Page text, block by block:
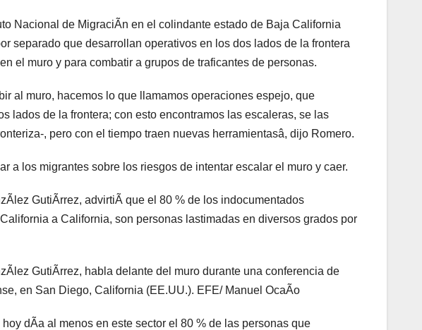
Nacional de MigraciÃn en el colindante estado de Baja California
separado que desarrollan operativos en los dos lados de la frontera
el muro y para combatir a grupos de traficantes de personas.
al muro, hacemos lo que llamamos operaciones espejo, que
lados de la frontera; con esto encontramos las escaleras, se las
, pero con el tiempo traen nuevas herramientasâ, dijo Romero.
a los migrantes sobre los riesgos de intentar escalar el muro y caer.
GutiÃrrez, advirtiÃ que el 80 % de los indocumentados
a California, son personas lastimadas en diversos grados por
GutiÃrrez, habla delante del muro durante una conferencia de
en San Diego, California (EE.UU.). EFE/ Manuel OcaÃo
dÃa al menos en este sector el 80 % de las personas que